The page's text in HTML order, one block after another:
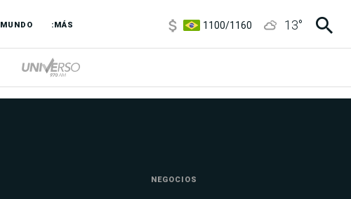
MUNDO :MÁS
3,8/4
13°
NEGOCIOS